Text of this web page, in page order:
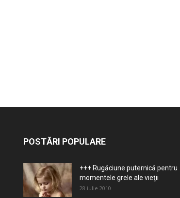
POSTĂRI POPULARE
+++ Rugăciune puternică pentru
momentele grele ale vieţii
28 iulie 2010